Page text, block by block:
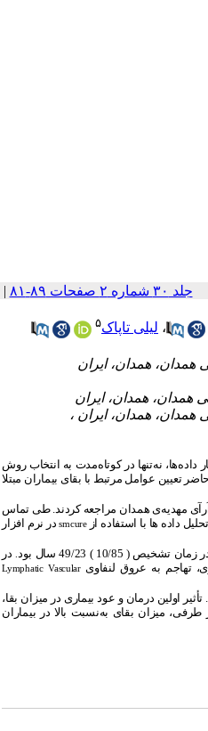
جلد ۳۰ شماره ۲ صفحات ۸۹-۸۱ |
، لیلی تاپاک۵
نه‌تنها در کوتاه‌مدت به انتخاب روش
تعیین عوامل مرتبط با بقای بیماران مبتلا
بیمار مبتلا به سرطان پستان به مرکز ام‌‌آرآی مهدیه‌ی همدان مراجعه کردند. طی تماس
داده ها با استفاده ازsmcureدر نرم افزار
در
تهاجم به عروق لنفاویLymphatic Vascular
اولین درمان و عود بیماری در میزان بقا،
میزان بقای به‌نسبت بالا در بیماران